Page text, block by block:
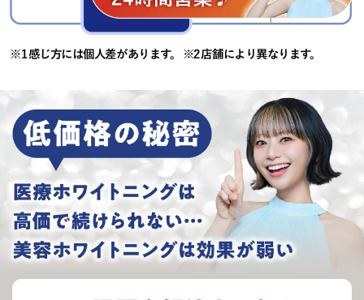
※1 感じ方には個人差があります。 ※2 店舗により異なります。